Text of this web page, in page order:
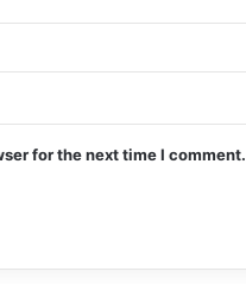
for the next time I comment.